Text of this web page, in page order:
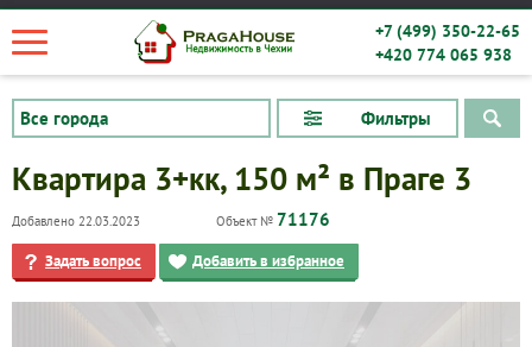
+7 (499) 350-22-65
+420 774 065 938
Фильтры
Квартира 3+кк, 150 м² в Праге 3
Добавлено 22.03.2023 Объект № 71176
Задать вопрос Добавить в избранное